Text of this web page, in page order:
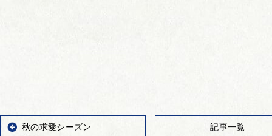
秋の求愛シーズン 記事一覧